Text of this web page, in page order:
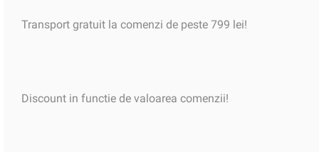
Transport gratuit la comenzi de peste 799 lei!
Discount in functie de valoarea comenzii!